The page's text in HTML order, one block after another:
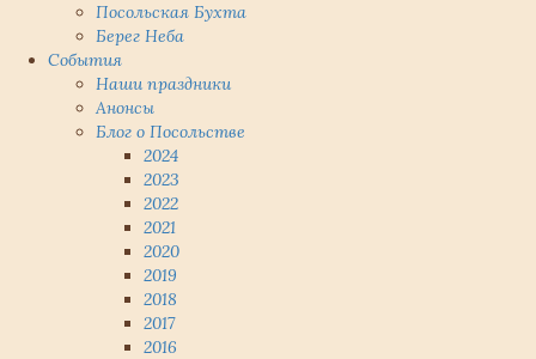
Посольская Бухта
Берег Неба
События
Наши праздники
Анонсы
Блог о Посольстве
2024
2023
2022
2021
2020
2019
2018
2017
2016